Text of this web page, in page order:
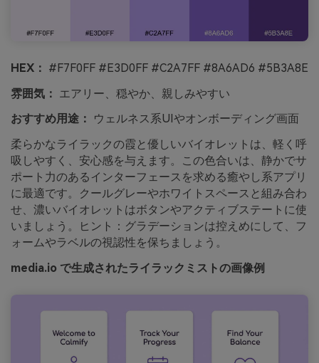
HEX： #F7F0FF #E3D0FF #C2A7FF #8A6AD6 #5B3A8E
雰囲気： エアリー、穏やか、親しみやすい
おすすめ用途：
ウェルネス系UIやオンボーディング画面
柔らかなライラックの霞と優しいバイオレットは、軽く呼
吸しやすく、安心感を与えます。この色合いは、静かでサ
ポート力のあるインターフェースを求める癒やし系アプリ
に最適です。クールグレーやホワイトスペースと組み合わ
せ、濃いバイオレットはボタンやアクティブステートに使
いましょう。ヒント：グラデーションは控えめにして、フ
ォームやラベルの視認性を保ちましょう。
media.io で生成されたライラックミストの画像例